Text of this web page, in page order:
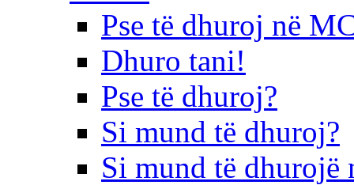
Pse të dhuroj në
Dhuro tani!
Pse të dhuroj?
Si mund të dhuroj?
Si mund të dhurojë